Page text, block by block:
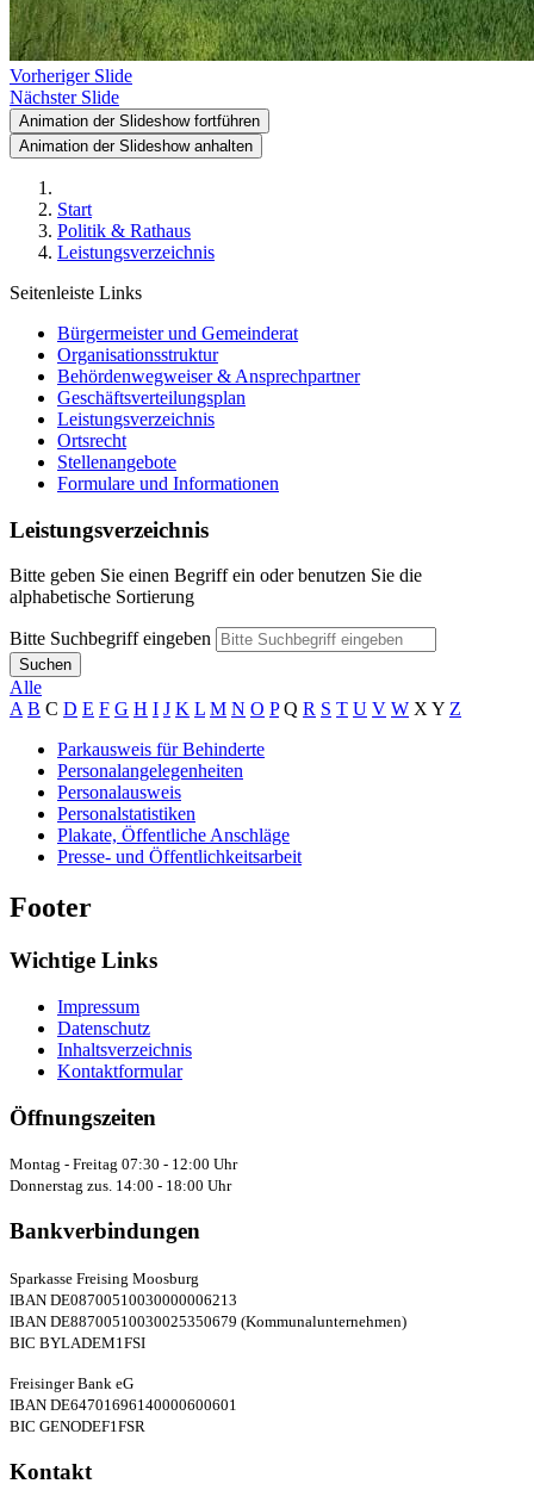
Vorheriger Slide
Nächster Slide
Animation der Slideshow fortführen
Animation der Slideshow anhalten
Start
Politik & Rathaus
Leistungsverzeichnis
Seitenleiste Links
Bürgermeister und Gemeinderat
Organisationsstruktur
Behördenwegweiser & Ansprechpartner
Geschäftsverteilungsplan
Leistungsverzeichnis
Ortsrecht
Stellenangebote
Formulare und Informationen
Leistungsverzeichnis
Bitte geben Sie einen Begriff ein oder benutzen Sie die
alphabetische Sortierung
Bitte Suchbegriff eingeben
Suchen
Alle
A B C D E F G H I J K L M N O P Q R S T U V W XY Z
Parkausweis für Behinderte
Personalangelegenheiten
Personalausweis
Personalstatistiken
Plakate, Öffentliche Anschläge
Presse- und Öffentlichkeitsarbeit
Footer
Wichtige Links
Impressum
Datenschutz
Inhaltsverzeichnis
Kontaktformular
Öffnungszeiten
Montag - Freitag 07:30 - 12:00 Uhr
Donnerstag zus. 14:00 - 18:00 Uhr
Bankverbindungen
Sparkasse Freising Moosburg
IBAN DE08700510030000006213
IBAN DE88700510030025350679 (Kommunalunternehmen)
BIC BYLADEM1FSI
Freisinger Bank eG
IBAN DE64701696140000600601
BIC GENODEF1FSR
Kontakt